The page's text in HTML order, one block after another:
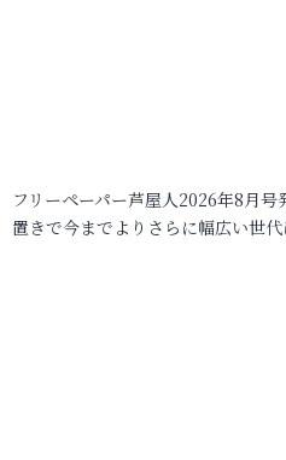
フリーペーパー芦屋人2026年8月
置きで今までよりさらに幅広い世